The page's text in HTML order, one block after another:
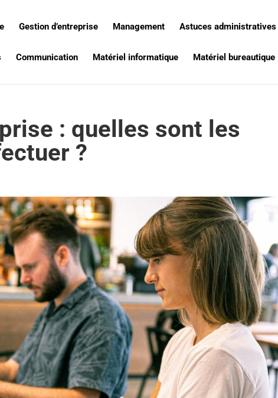
Gestion d’entreprise Management Astuces
Communication Matériel informatique Matériel bureautique
: quelles sont les
?